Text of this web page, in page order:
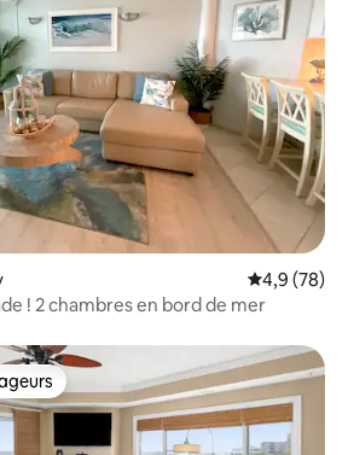
Note
4,9 (78)
! 2 chambres en bord de mer